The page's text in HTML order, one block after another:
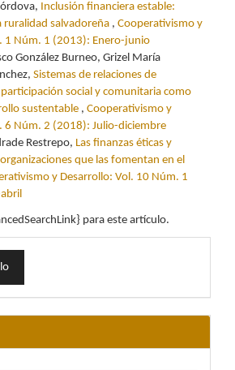
Inclusión financiera estable:
ruralidad salvadoreña , Cooperativismo y
1 Núm. 1 (2013): Enero-junio
González Burneo, Grizel María
Sistemas de relaciones de
social y comunitaria como
sustentable , Cooperativismo y
6 Núm. 2 (2018): Julio-diciembre
Restrepo, Las finanzas éticas y
que las fomentan en el
y Desarrollo: Vol. 10 Núm. 1
para este artículo.